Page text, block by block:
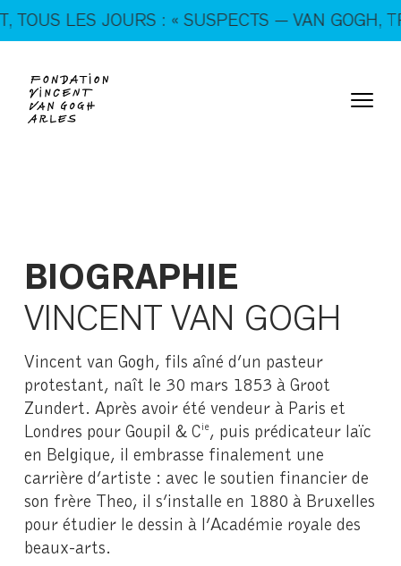
En ce moment, tous les jours : « SUSPECTS — VAN
GOGH, TRICKSTERS & CO. »
LES JOURS : « SUSPECTS — VAN GOGH,
BIOGRAPHIE
VINCENT VAN GOGH
Vincent van Gogh, fils aîné d’un pasteur
protestant, naît le 30 mars 1853 à Groot
Zundert. Après avoir été vendeur à Paris et
Londres pour Goupil & Cie, puis prédicateur laïc
en Belgique, il embrasse finalement une
carrière d’artiste : avec le soutien financier de
son frère Theo, il s’installe en 1880 à Bruxelles
pour étudier le dessin à l’Académie royale des
beaux-arts.